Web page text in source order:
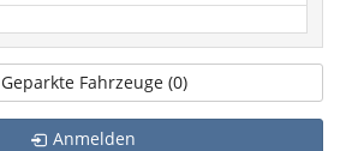
Geparkte Fahrzeuge (0)
Anmelden